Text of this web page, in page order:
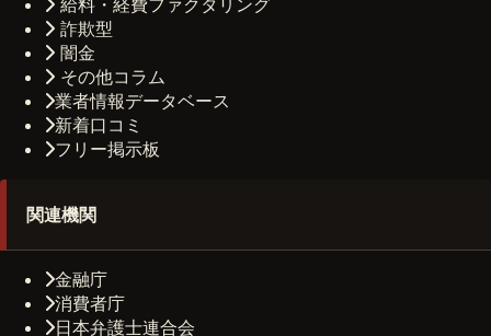
詐欺型
闇金
その他コラム
業者情報データベース
新着口コミ
フリー掲示板
関連機関
金融庁
消費者庁
日本弁護士連合会